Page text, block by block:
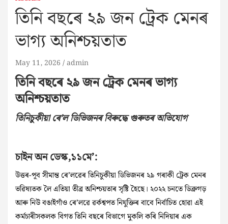
তিনি বছৰে ২৯ জন ট্ৰেক মেনৰ
ভাগ্য অনিশ্চয়তাত
May 11, 2026 admin
তিনি বছৰে ২৯ জন ট্ৰেক মেনৰ ভাগ্য
অনিশ্চয়তাত
তিনিচুকীয়া ৰে’ল ডিভিজনৰ বিৰুদ্ধে গুৰুতৰ অভিযোগ
চাইন অন ডেস্ক,১১মে’:
উত্তৰ-পূব সীমান্ত ৰে’লৱেৰ তিনিচুকীয়া ডিভিজনৰ ২৯ গৰাকী ট্ৰেক মেনৰ
ভৱিষ্যতক লৈ এতিয়া তীব্ৰ অনিশ্চয়তাৰ সৃষ্টি হৈছে। ২০২২ চনতে ডিব্ৰুগড়
আৰু নিউ বঙাইগাঁও ৰে’লৱে ৱৰ্কশ্বপত নিযুক্তিৰ বাবে নিৰ্বাচিত হোৱা এই
কৰ্মচাৰীসকলক বিগত তিনি বছৰে বিভাগে মুকলি কৰি নিদিয়াৰ এক